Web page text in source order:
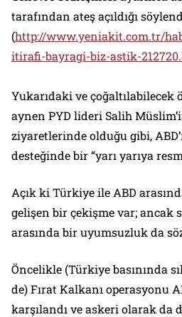
tarafından ateş açıldığı
(http://www.yeniakit.com.tr/
itirafi-bayragi-biz-astik-
Yukarıdaki ve çoğaltılabilecek
aynen PYD lideri Salih
ziyaretlerinde olduğu gibi,
desteğinde bir “yarı yarıya
Açık ki Türkiye ile ABD
gelişen bir çekişme var; ancak
arasında bir uyumsuzluk da
Öncelikle (Türkiye basınında
de) Fırat Kalkanı operasyonu
karşılandı ve askeri olarak da